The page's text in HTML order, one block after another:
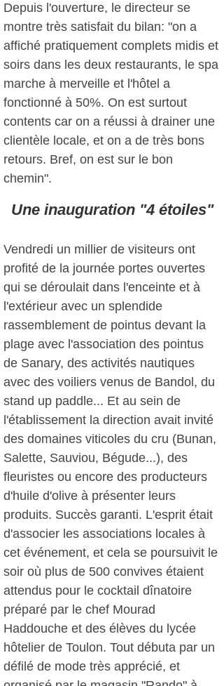
Depuis l'ouverture, le directeur se
montre très satisfait du bilan: "on a
affiché pratiquement complets midis et
soirs dans les deux restaurants, le spa
marche à merveille et l'hôtel a
fonctionné à 50%. On est surtout
contents car on a réussi à drainer une
clientèle locale, et on a de très bons
retours. Bref, on est sur le bon
chemin".
Une inauguration "4 étoiles"
Vendredi un millier de visiteurs ont
profité de la journée portes ouvertes
qui se déroulait dans l'enceinte et à
l'extérieur avec un splendide
rassemblement de pointus devant la
plage avec l'association des pointus
de Sanary, des activités nautiques
avec des voiliers venus de Bandol, du
stand up paddle... Et au sein de
l'établissement la direction avait invité
des domaines viticoles du cru (Bunan,
Salette, Sauviou, Bégude...), des
fleuristes ou encore des producteurs
d'huile d'olive à présenter leurs
produits. Succès garanti. L'esprit était
d'associer les associations locales à
cet événement, et cela se poursuivit le
soir où plus de 500 convives étaient
attendus pour le cocktail dînatoire
préparé par le chef Mourad
Haddouche et des élèves du lycée
hôtelier de Toulon. Tout débuta par un
défilé de mode très apprécié, et